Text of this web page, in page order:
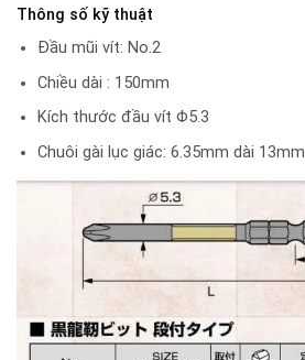
Thông số kỹ thuật
Đầu mũi vít: No.2
Chiều dài : 150mm
Kích thước đầu vít Φ5.3
Chuôi gài lục giác: 6.35mm dài 13mm